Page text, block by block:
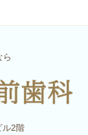
ら
ル2階